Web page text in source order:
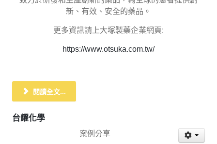
新、有效、安全的藥品。
更多資訊請上大塚製藥企業網頁:
https://www.otsuka.com.tw/
閱讀全文...
台耀化學
案例分享